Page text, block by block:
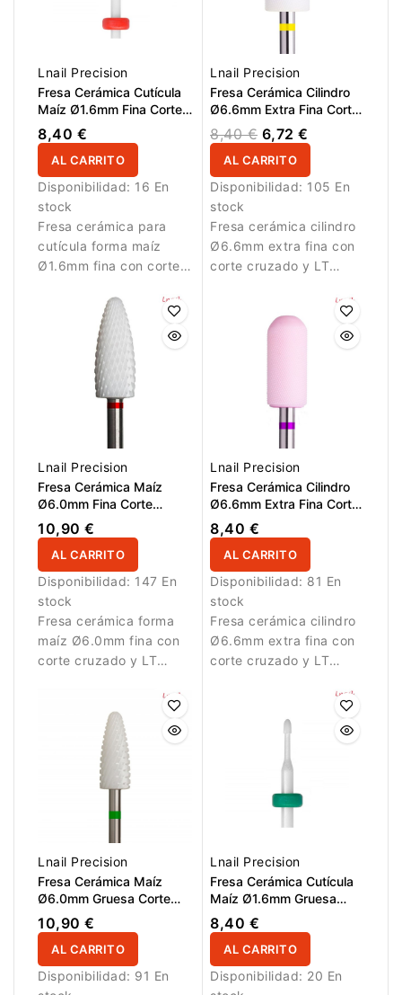
Lnail Precision
Fresa Cerámica Cutícula
Maíz Ø1.6mm Fina Corte
Cruzado LT 2.6mm L/R
8,40 €
AL CARRITO
Disponibilidad: 16 En
stock
Fresa cerámica para
cutícula forma maíz
Ø1.6mm fina con corte
para limpieza precisa
de la cutícula.
Lnail Precision
Fresa Cerámica Cilindro
Ø6.6mm Extra Fina Corte
Cruzado LT 12.7mm L/R
8,40 € 6,72 €
AL CARRITO
Disponibilidad: 105 En
stock
Fresa cerámica cilindro
Ø6.6mm extra fina con
corte cruzado y LT
Lnail Precision
Fresa Cerámica Maíz
Ø6.0mm Fina Corte
Cruzado LT 14.5mm L/R
10,90 €
AL CARRITO
Disponibilidad: 147 En
stock
Fresa cerámica forma
maíz Ø6.0mm fina con
corte cruzado y LT
eliminación suave de
material artificial.
Lnail Precision
Fresa Cerámica Cilindro
Ø6.6mm Extra Fina Corte
Cruzado LT 12.7mm L/R
8,40 €
AL CARRITO
Disponibilidad: 81 En
stock
Fresa cerámica cilindro
Ø6.6mm extra fina con
corte cruzado y LT
Lnail Precision
Fresa Cerámica Maíz
Ø6.0mm Gruesa Corte
Cruzado LT 14.5mm L/R
10,90 €
AL CARRITO
Disponibilidad: 91 En
Lnail Precision
Fresa Cerámica Cutícula
Maíz Ø1.6mm Gruesa
Corte Cruzado LT 2.6mm
L/R
8,40 €
AL CARRITO
Disponibilidad: 20 En